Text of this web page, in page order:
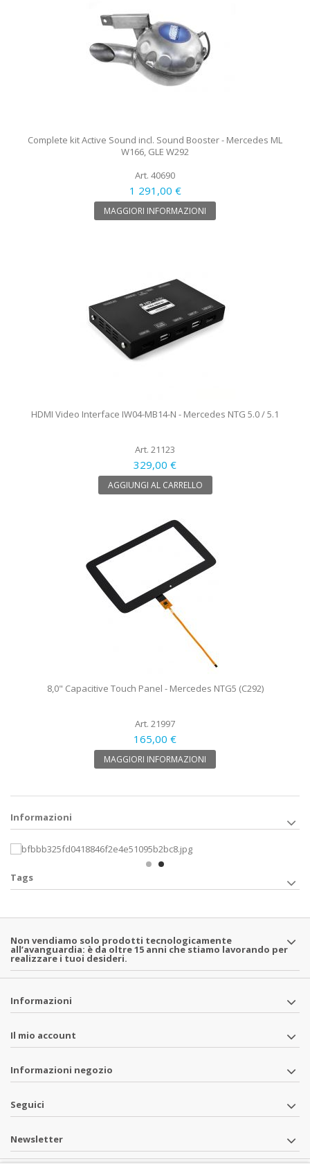
Complete kit Active Sound incl. Sound Booster - Mercedes ML
W166, GLE W292
Art. 40690
1 291,00 €
MAGGIORI INFORMAZIONI
HDMI Video Interface IW04-MB14-N - Mercedes NTG 5.0 / 5.1
Art. 21123
329,00 €
AGGIUNGI AL CARRELLO
8,0" Capacitive Touch Panel - Mercedes NTG5 (C292)
Art. 21997
165,00 €
MAGGIORI INFORMAZIONI
Informazioni
Tags
Non vendiamo solo prodotti tecnologicamente
all’avanguardia: è da oltre 15 anni che stiamo lavorando per
realizzare i tuoi desideri.
Informazioni
Il mio account
Informazioni negozio
Seguici
Newsletter